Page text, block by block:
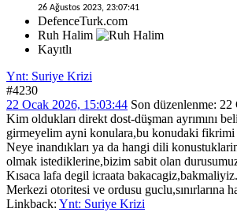
26 Ağustos 2023, 23:07:41
DefenceTurk.com
Ruh Halim
Kayıtlı
Ynt: Suriye Krizi
#4230
22 Ocak 2026, 15:03:44 Son düzenlenme: 22
Kim oldukları direkt dost-düşman ayrımını
girmeyelim ayni konulara,bu konudaki
Neye inandıkları ya da hangi dili
olmak istediklerine,bizim sabit olan
Kısaca lafa degil icraata
Merkezi otoritesi ve ordusu guclu,sınırlarına
Linkback: Ynt: Suriye Krizi